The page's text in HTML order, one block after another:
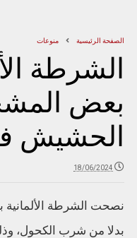
الصفحة الرئيسية منوعات
الشرطة
بعض
الحشيش
18/06/2024
نصحت الشرطة
بدلا من شرب الكحول،